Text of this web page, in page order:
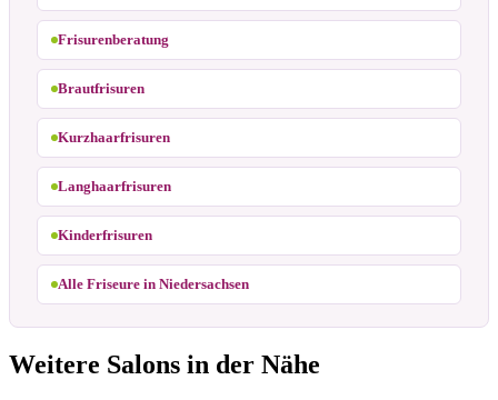
Frisurenberatung
Brautfrisuren
Kurzhaarfrisuren
Langhaarfrisuren
Kinderfrisuren
Alle Friseure in Niedersachsen
Weitere Salons in der Nähe